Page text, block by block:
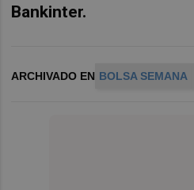
Bankinter.
ARCHIVADO EN BOLSA SEMANA